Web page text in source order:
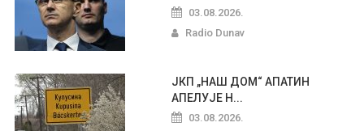
03.08.2026.
Radio Dunav
ЈКП „НАШ ДОМ“ АПАТИН
АПЕЛУЈЕ Н...
03.08.2026.